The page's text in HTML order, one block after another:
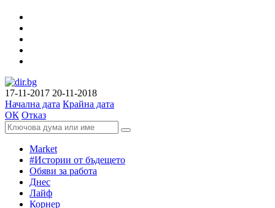
17-11-2017 20-11-2018
Начална дата Крайна дата
ОК Отказ
Market
#Истории от бъдещето
Обяви за работа
Днес
Лайф
Корнер